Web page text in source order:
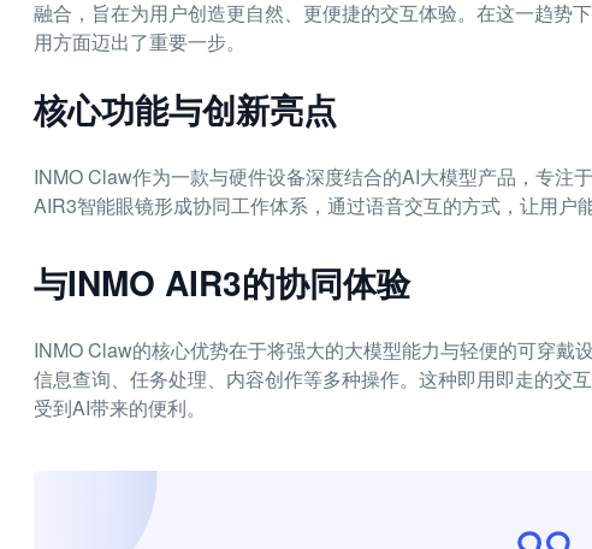
融合，旨在为用户创造更自然、更便捷的交互体验。在这一趋势
用方面迈出了重要一步。
核心功能与创新亮点
INMO Claw作为一款与硬件设备深度结合的AI大模型产品，专注
AIR3智能眼镜形成协同工作体系，通过语音交互的方式，让用户
与INMO AIR3的协同体验
INMO Claw的核心优势在于将强大的大模型能力与轻便的可穿戴
信息查询、任务处理、内容创作等多种操作。这种即用即走的交
受到AI带来的便利。